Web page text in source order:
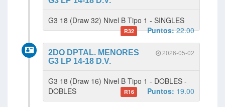
G3 18 (Draw 32) Nivel B Tipo 1 - SINGLES
R32 Puntos:22.00
2026-05-02
2DO DPTAL. MENORES
G3 LP 14-18 D.V.
G3 18 (Draw 16) Nivel B Tipo 1 - DOBLES -
DOBLES
R16 Puntos: 19.00